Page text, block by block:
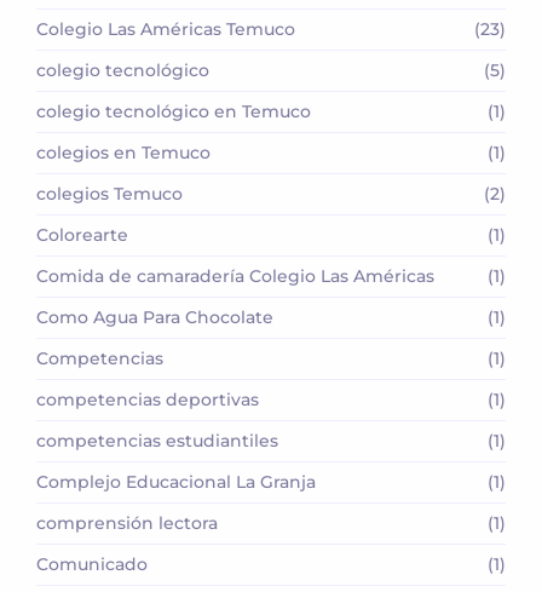
Colegio Las Américas Temuco
(23)
colegio tecnológico
(5)
colegio tecnológico en Temuco
(1)
colegios en Temuco
(1)
colegios Temuco
(2)
Colorearte
(1)
Comida de camaradería Colegio Las Américas
(1)
Como Agua Para Chocolate
(1)
Competencias
(1)
competencias deportivas
(1)
competencias estudiantiles
(1)
Complejo Educacional La Granja
(1)
comprensión lectora
(1)
Comunicado
(1)